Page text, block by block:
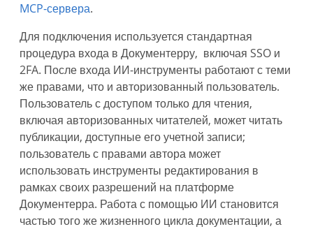
MCP-сервера.
Для подключения используется стандартная
процедура входа в Документерру, включая SSO и
2FA. После входа ИИ-инструменты работают с теми
же правами, что и авторизованный пользователь.
Пользователь с доступом только для чтения,
включая авторизованных читателей, может читать
публикации, доступные его учетной записи;
пользователь с правами автора может
использовать инструменты редактирования в
рамках своих разрешений на платформе
Документерра. Работа с помощью ИИ становится
частью того же жизненного цикла документации, а